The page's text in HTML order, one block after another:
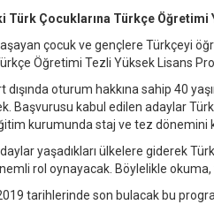
Türk Çocuklarına Türkçe
çocuk ve gençlere Türkçeyi
Öğretimi Tezli Yüksek Lisans
dışında oturum hakkına sahip 40
Başvurusu kabul edilen adaylar
kurumunda staj ve tez dönemini
yaşadıkları ülkelere giderek
rol oynayacak. Böylelikle
tarihlerinde son bulacak bu